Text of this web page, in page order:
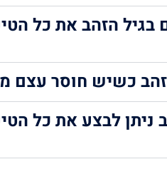
בגיל הזהב את כל
כשיש חוסר עצם
ניתן לבצע את כל